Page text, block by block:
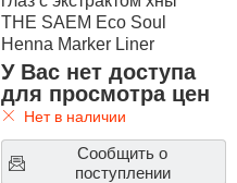
THE SAEM Eco Soul
Henna Marker Liner
У Вас нет доступа
для просмотра цен
Нет в наличии
Сообщить о
поступлении